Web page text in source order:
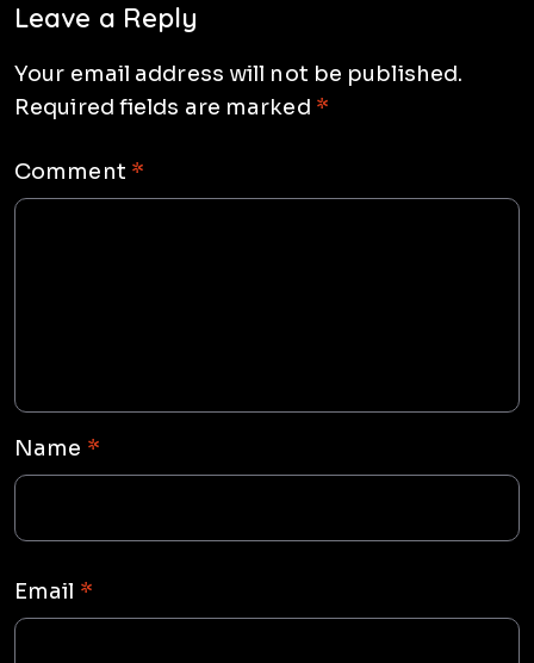
Leave a Reply
Your email address will not be published.
Required fields are marked *
Comment *
Name *
Email *